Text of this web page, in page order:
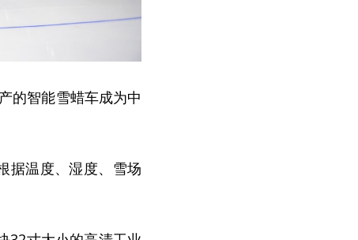
的智能雪蜡车成为中
据温度、湿度、雪场